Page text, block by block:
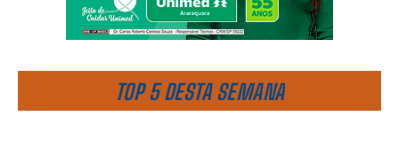
TOP 5 DESTA SEMANA